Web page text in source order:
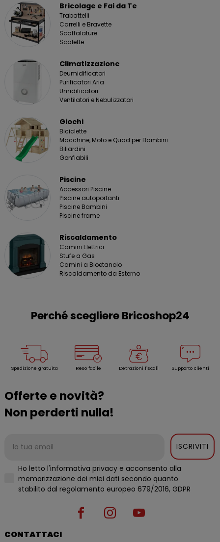
Bricolage e Fai da Te
Trabattelli
Carrelli e Bravette
Scaffalature
Scalette
Climatizzazione
Deumidificatori
Purificatori Aria
Umidificatori
Ventilatori e Nebulizzatori
Giochi
Biciclette
Macchine, Moto e Quad per Bambini
Biliardini
Gonfiabili
Piscine
Accessori Piscine
Piscine autoportanti
Piscine Bambini
Piscine frame
Riscaldamento
Camini Elettrici
Stufe a Gas
Camini a Bioetanolo
Riscaldamento da Esterno
Perché scegliere Bricoshop24
Spedizione gratuita Reso facile Detrazioni fiscali Supporto clienti
Offerte e novità?
Non perderti nulla!
ISCRIVITI
Ho letto l'informativa privacy e acconsento alla
memorizzazione dei miei dati secondo quanto
stabilito dal regolamento europeo 679/2016, GDPR
CONTATTACI